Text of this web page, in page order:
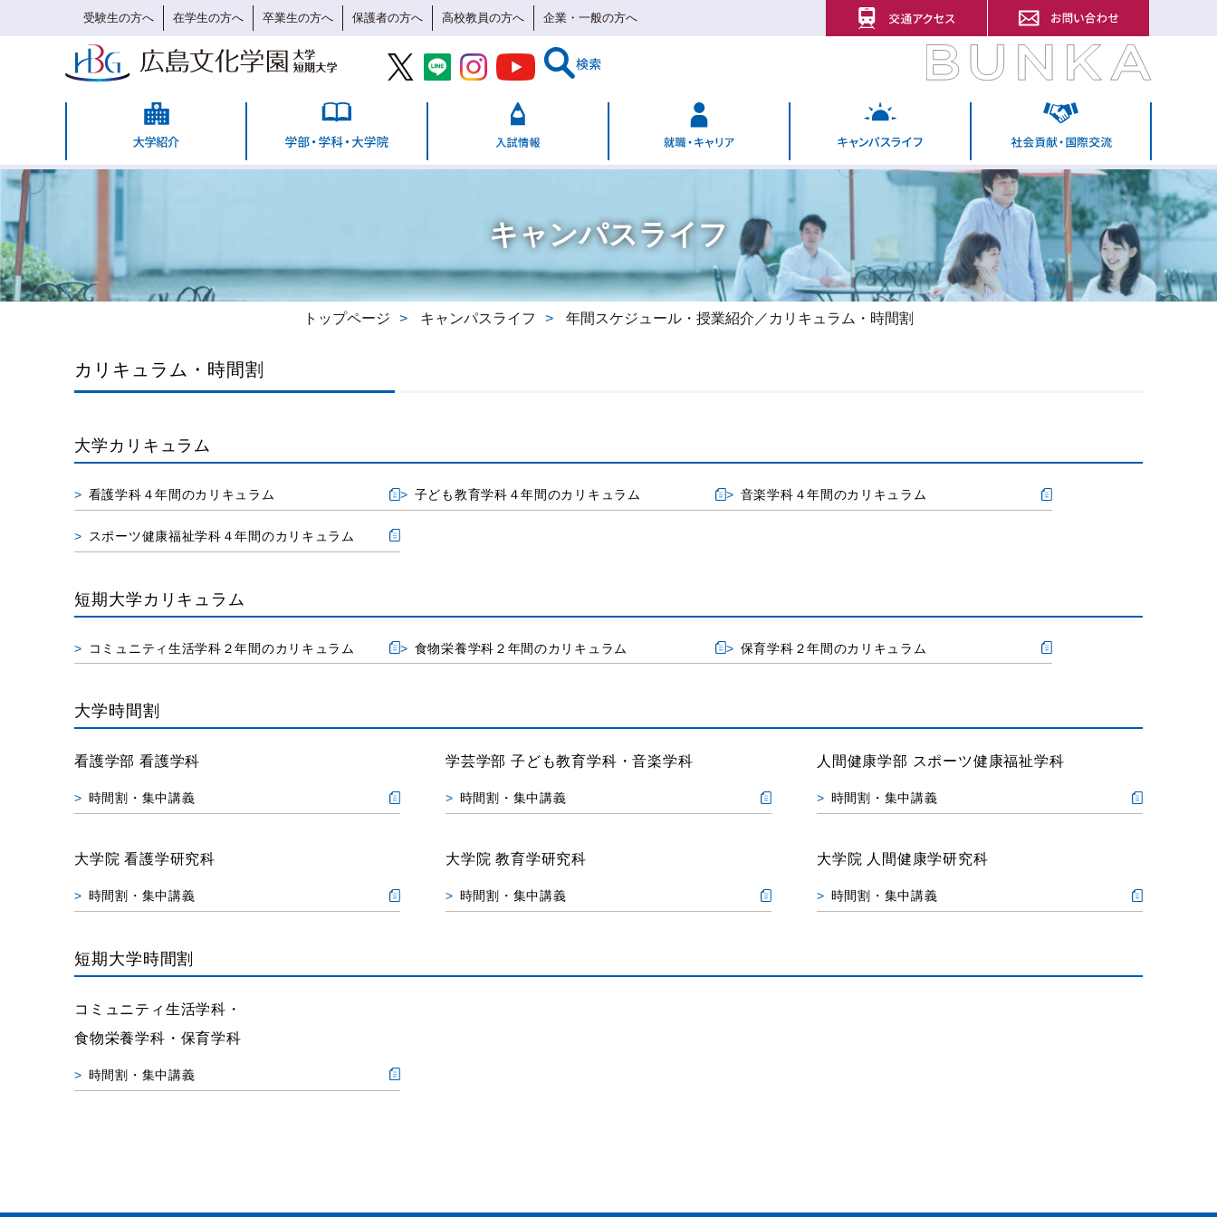
受験生の方へ 在学生の方へ 卒業生の方へ 保護者の方へ 高校教員の方へ 企業・一般の方へ
キャンパスライフ
トップページ キャンパスライフ 年間スケジュール・授業紹介／カリキュラム・時間割
カリキュラム・時間割
大学カリキュラム
看護学科４年間のカリキュラム 子ども教育学科４年間のカリキュラム 音楽学科４年間のカリキュラム
スポーツ健康福祉学科４年間のカリキュラム
短期大学カリキュラム
コミュニティ生活学科２年間のカリキュラム 食物栄養学科２年間のカリキュラム 保育学科２年間のカリキュラム
大学時間割
看護学部 看護学科
時間割・集中講義
学芸学部 子ども教育学科・音楽学科
時間割・集中講義
人間健康学部 スポーツ健康福祉学科
時間割・集中講義
大学院 看護学研究科
時間割・集中講義
大学院 教育学研究科
時間割・集中講義
大学院 人間健康学研究科
時間割・集中講義
短期大学時間割
コミュニティ生活学科・
食物栄養学科・保育学科
時間割・集中講義